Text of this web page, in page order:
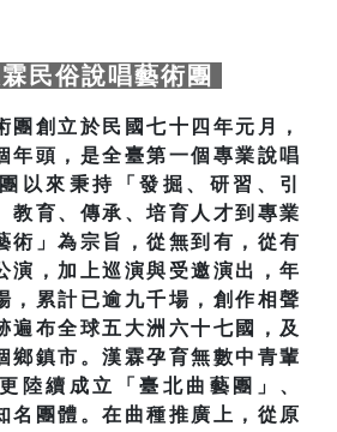
民俗說唱藝術團
團創立於民國七十四年元月，
年頭，是全臺第一個專業說唱
以來秉持「發掘、研習、引
教育、傳承、培育人才到專業
術」為宗旨，從無到有，從有
演，加上巡演與受邀演出，年
，累計已逾九千場，創作相聲
遍布全球五大洲六十七國，及
鄉鎮市。漢霖孕育無數中青輩
陸續成立「臺北曲藝團」、
名團體。在曲種推廣上，從原